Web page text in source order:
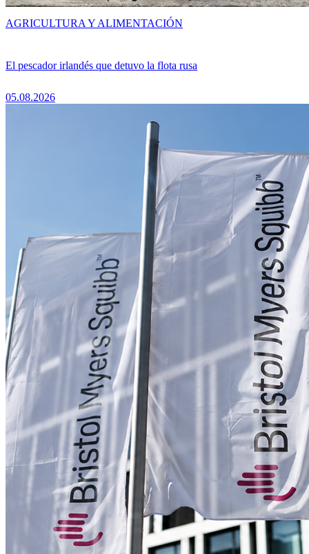
El pescador irlandés que detuvo la flota rusa
05.08.2026
AGRICULTURA Y ALIMENTACIÓN